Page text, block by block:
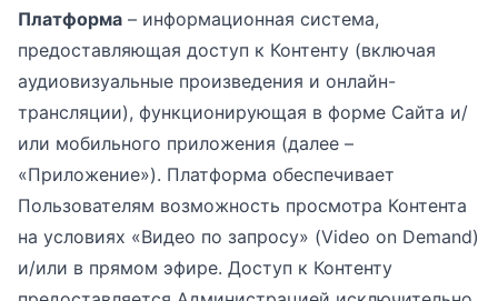
Платформа – информационная система,
предоставляющая доступ к Контенту (включая
аудиовизуальные произведения и онлайн-
трансляции), функционирующая в форме Сайта и/
или мобильного приложения (далее –
«Приложение»). Платформа обеспечивает
Пользователям возможность просмотра Контента
на условиях «Видео по запросу» (Video on Demand)
и/или в прямом эфире. Доступ к Контенту